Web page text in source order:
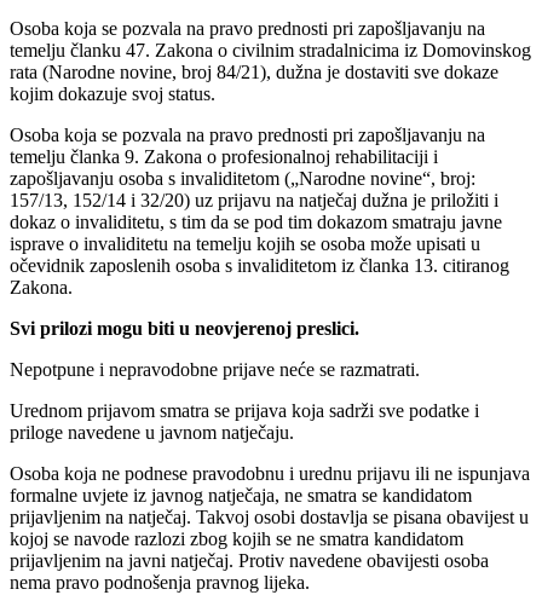
Osoba koja se pozvala na pravo prednosti pri zapošljavanju na
temelju članku 47. Zakona o civilnim stradalnicima iz Domovinskog
rata (Narodne novine, broj 84/21), dužna je dostaviti sve dokaze
kojim dokazuje svoj status.
Osoba koja se pozvala na pravo prednosti pri zapošljavanju na
temelju članka 9. Zakona o profesionalnoj rehabilitaciji i
zapošljavanju osoba s invaliditetom („Narodne novine“, broj:
157/13, 152/14 i 32/20) uz prijavu na natječaj dužna je priložiti i
dokaz o invaliditetu, s tim da se pod tim dokazom smatraju javne
isprave o invaliditetu na temelju kojih se osoba može upisati u
očevidnik zaposlenih osoba s invaliditetom iz članka 13. citiranog
Zakona.
Svi prilozi mogu biti u neovjerenoj preslici.
Nepotpune i nepravodobne prijave neće se razmatrati.
Urednom prijavom smatra se prijava koja sadrži sve podatke i
priloge navedene u javnom natječaju.
Osoba koja ne podnese pravodobnu i urednu prijavu ili ne ispunjava
formalne uvjete iz javnog natječaja, ne smatra se kandidatom
prijavljenim na natječaj. Takvoj osobi dostavlja se pisana obavijest u
kojoj se navode razlozi zbog kojih se ne smatra kandidatom
prijavljenim na javni natječaj. Protiv navedene obavijesti osoba
nema pravo podnošenja pravnog lijeka.